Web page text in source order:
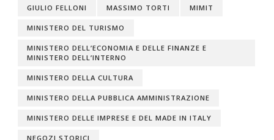
GIULIO FELLONI MASSIMO TORTI MIMIT
MINISTERO DEL TURISMO
MINISTERO DELL’ECONOMIA E DELLE FINANZE E
MINISTERO DELL’INTERNO
MINISTERO DELLA CULTURA
MINISTERO DELLA PUBBLICA AMMINISTRAZIONE
MINISTERO DELLE IMPRESE E DEL MADE IN ITALY
NEGOZI STORICI